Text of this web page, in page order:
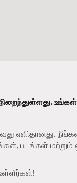
எளிதானது.
படங்கள்